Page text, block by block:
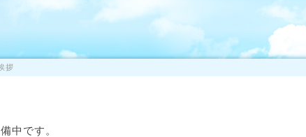
拶
中です。